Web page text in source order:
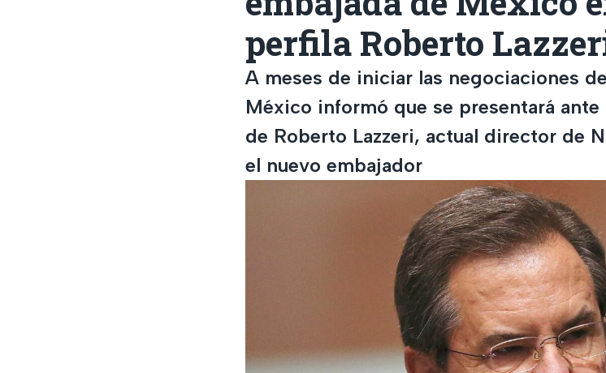
perfila Roberto
A meses de iniciar las negociaciones
México informó que se presentará
de Roberto Lazzeri, actual director de
el nuevo embajador